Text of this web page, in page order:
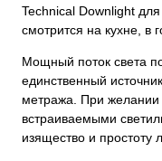
Technical Downlight
смотрится на кухне, в
Мощный поток света
единственный
метража. При желании
встраиваемыми
изящество и простоту